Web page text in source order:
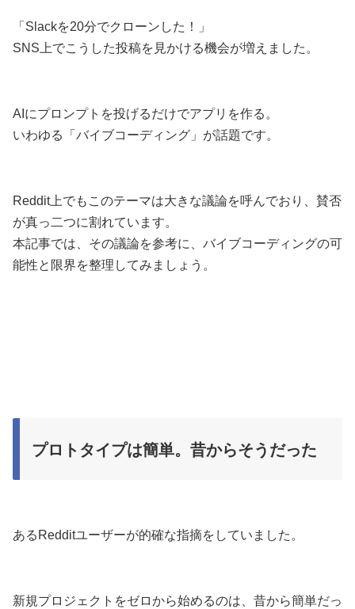
「Slackを20分でクローンした！」
SNS上でこうした投稿を見かける機会が増えました。
AIにプロンプトを投げるだけでアプリを作る。
いわゆる「バイブコーディング」が話題です。
Reddit上でもこのテーマは大きな議論を呼んでおり、賛否
が真っ二つに割れています。
本記事では、その議論を参考に、バイブコーディングの可
能性と限界を整理してみましょう。
プロトタイプは簡単。昔からそうだった
あるRedditユーザーが的確な指摘をしていました。
新規プロジェクトをゼロから始めるのは、昔から簡単だっ